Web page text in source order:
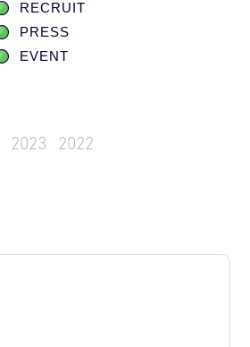
RECRUIT
PRESS
EVENT
2023
2022